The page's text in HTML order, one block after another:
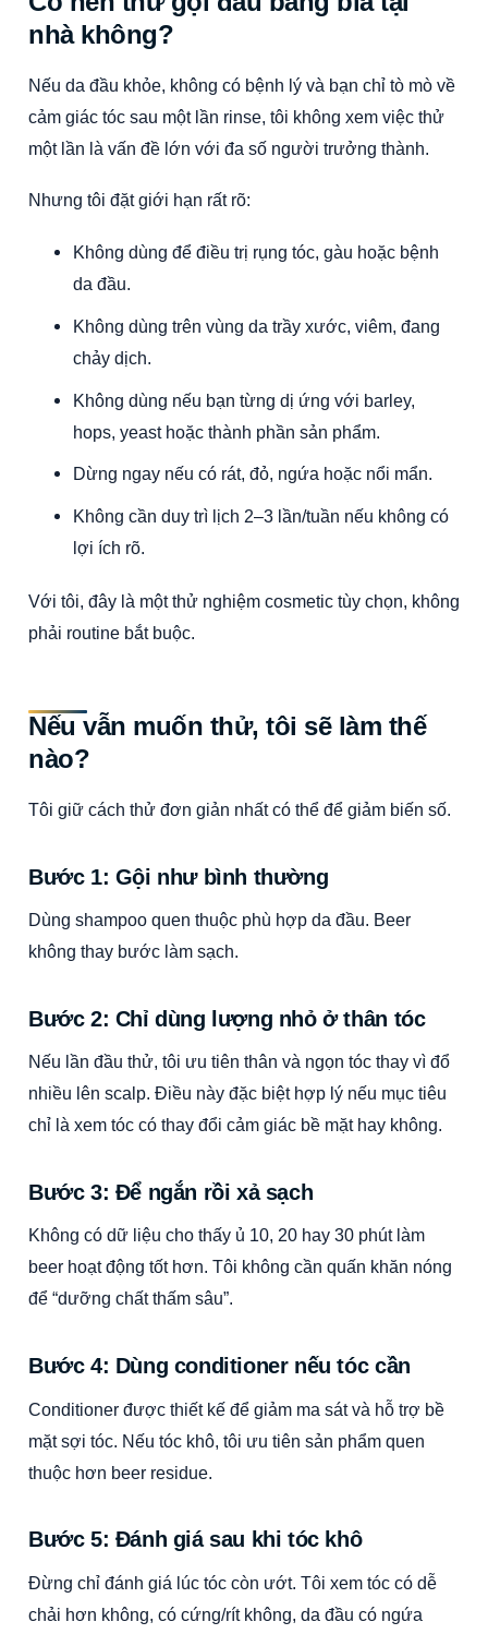
nhà không?
Nếu da đầu khỏe, không có bệnh lý và bạn chỉ tò mò về
cảm giác tóc sau một lần rinse, tôi không xem việc thử
một lần là vấn đề lớn với đa số người trưởng thành.
Nhưng tôi đặt giới hạn rất rõ:
Không dùng để điều trị rụng tóc, gàu hoặc bệnh
da đầu.
Không dùng trên vùng da trầy xước, viêm, đang
chảy dịch.
Không dùng nếu bạn từng dị ứng với barley,
hops, yeast hoặc thành phần sản phẩm.
Dừng ngay nếu có rát, đỏ, ngứa hoặc nổi mẩn.
Không cần duy trì lịch 2–3 lần/tuần nếu không có
lợi ích rõ.
Với tôi, đây là một thử nghiệm cosmetic tùy chọn, không
phải routine bắt buộc.
Nếu vẫn muốn thử, tôi sẽ làm thế
nào?
Tôi giữ cách thử đơn giản nhất có thể để giảm biến số.
Bước 1: Gội như bình thường
Dùng shampoo quen thuộc phù hợp da đầu. Beer
không thay bước làm sạch.
Bước 2: Chỉ dùng lượng nhỏ ở thân tóc
Nếu lần đầu thử, tôi ưu tiên thân và ngọn tóc thay vì đổ
nhiều lên scalp. Điều này đặc biệt hợp lý nếu mục tiêu
chỉ là xem tóc có thay đổi cảm giác bề mặt hay không.
Bước 3: Để ngắn rồi xả sạch
Không có dữ liệu cho thấy ủ 10, 20 hay 30 phút làm
beer hoạt động tốt hơn. Tôi không cần quấn khăn nóng
để “dưỡng chất thấm sâu”.
Bước 4: Dùng conditioner nếu tóc cần
Conditioner được thiết kế để giảm ma sát và hỗ trợ bề
mặt sợi tóc. Nếu tóc khô, tôi ưu tiên sản phẩm quen
thuộc hơn beer residue.
Bước 5: Đánh giá sau khi tóc khô
Đừng chỉ đánh giá lúc tóc còn ướt. Tôi xem tóc có dễ
chải hơn không, có cứng/rít không, da đầu có ngứa